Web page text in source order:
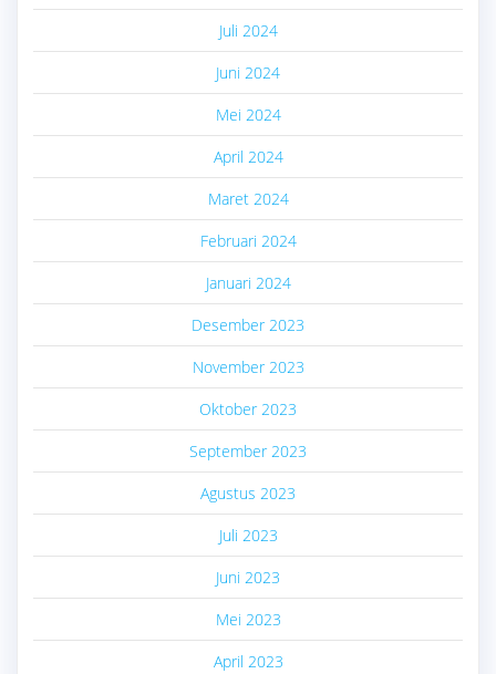
Juli 2024
Juni 2024
Mei 2024
April 2024
Maret 2024
Februari 2024
Januari 2024
Desember 2023
November 2023
Oktober 2023
September 2023
Agustus 2023
Juli 2023
Juni 2023
Mei 2023
April 2023